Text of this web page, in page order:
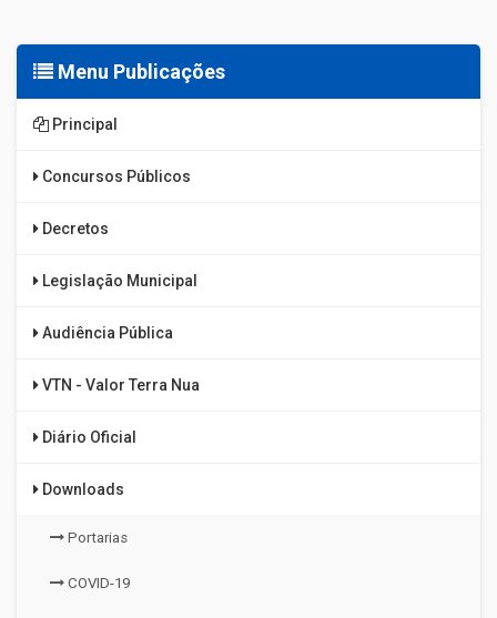
Menu Publicações
Principal
Concursos Públicos
Decretos
Legislação Municipal
Audiência Pública
VTN - Valor Terra Nua
Diário Oficial
Downloads
Portarias
COVID-19